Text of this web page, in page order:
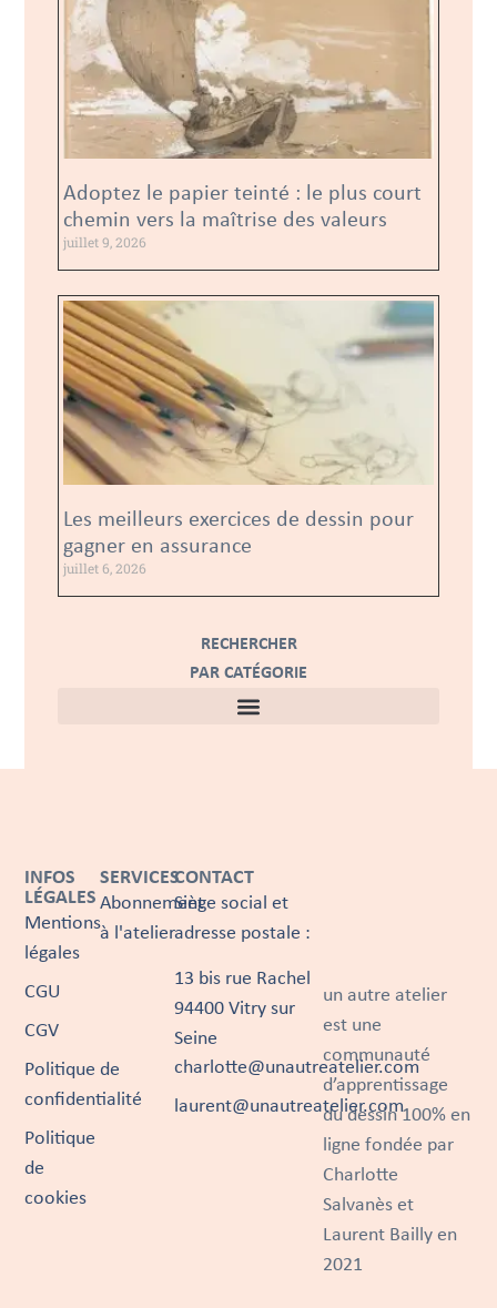
Adoptez le papier teinté : le plus court
chemin vers la maîtrise des valeurs
juillet 9, 2026
Les meilleurs exercices de dessin pour
gagner en assurance
juillet 6, 2026
RECHERCHER
PAR CATÉGORIE
un autre atelier
est une
communauté
d’apprentissage
du dessin 100% en
ligne fondée par
Charlotte
Salvanès et
Laurent Bailly en
2021
SERVICES
Abonnement
à l'atelier
INFOS
LÉGALES
Mentions
légales
CGU
CGV
Politique de
confidentialité
Politique
de
cookies
CONTACT
Siège social et
adresse postale :
13 bis rue Rachel
94400 Vitry sur
Seine
charlotte@unautreatelier.com
laurent@unautreatelier.com